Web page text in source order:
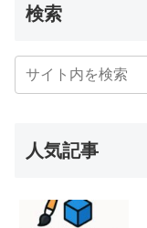
検索
人気記事